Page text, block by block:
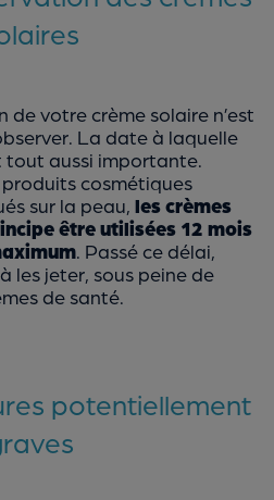
votre crème solaire n’est
La date à laquelle
tout aussi importante.
cosmétiques
sur la peau, les crèmes
être utilisées 12 mois
. Passé ce délai,
les jeter, sous peine de
de santé.
potentiellement